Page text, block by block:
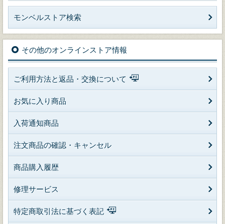
モンベルストア検索
その他のオンラインストア情報
ご利用方法と返品・交換について
お気に入り商品
入荷通知商品
注文商品の確認・キャンセル
商品購入履歴
修理サービス
特定商取引法に基づく表記